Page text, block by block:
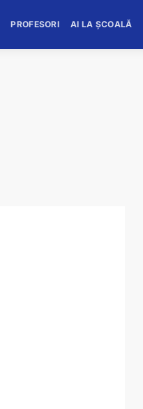
PROFESORI AI LA ȘCOALĂ